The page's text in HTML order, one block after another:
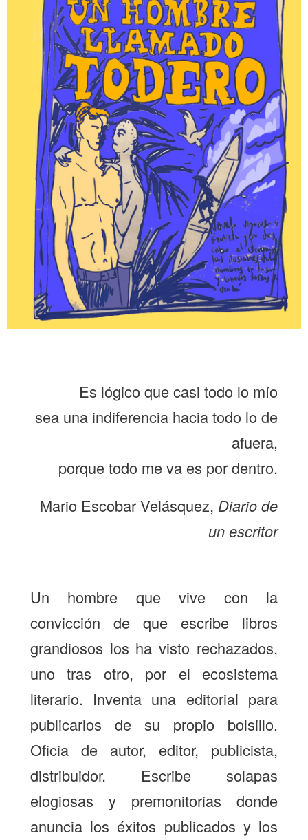
Es lógico que casi todo lo mío
sea una indiferencia hacia todo lo de
afuera,
porque todo me va es por dentro.
Mario Escobar Velásquez, Diario de
un escritor
Un hombre que vive con la
convicción de que escribe libros
grandiosos los ha visto rechazados,
uno tras otro, por el ecosistema
literario. Inventa una editorial para
publicarlos de su propio bolsillo.
Oficia de autor, editor, publicista,
distribuidor. Escribe solapas
elogiosas y premonitorias donde
anuncia los éxitos publicados y los